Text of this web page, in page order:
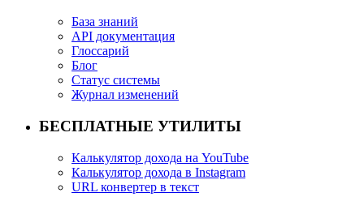
База знаний
API документация
Глоссарий
Блог
Статус системы
Журнал изменений
БЕСПЛАТНЫЕ УТИЛИТЫ
Калькулятор дохода на YouTube
Калькулятор дохода в Instagram
URL конвертер в текст